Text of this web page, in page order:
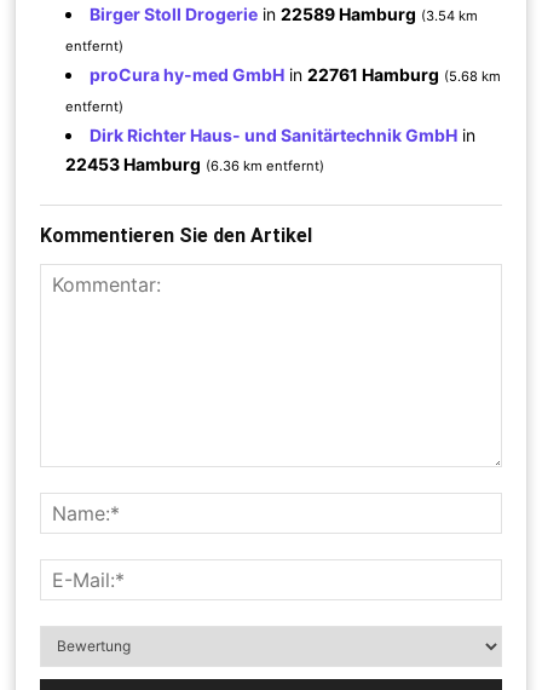
Birger Stoll Drogerie in22589 Hamburg (3.54 km
entfernt)
proCura hy-med GmbH in22761 Hamburg (5.68 km
entfernt)
Dirk Richter Haus- und Sanitärtechnik GmbH in
22453 Hamburg (6.36 km entfernt)
Kommentieren Sie den Artikel